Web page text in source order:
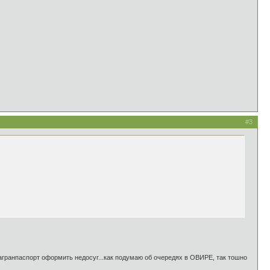
#3
оформить недосуг...как подумаю об очередях в ОВИРЕ, так тошно